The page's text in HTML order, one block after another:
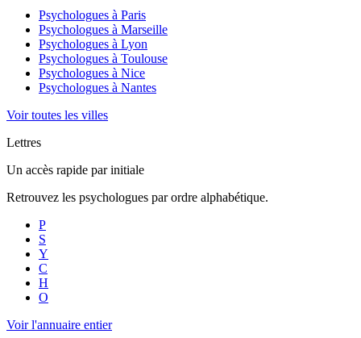
Psychologues à Paris
Psychologues à Marseille
Psychologues à Lyon
Psychologues à Toulouse
Psychologues à Nice
Psychologues à Nantes
Voir toutes les villes
Lettres
Un accès rapide par initiale
Retrouvez les psychologues par ordre alphabétique.
P
S
Y
C
H
O
Voir l'annuaire entier